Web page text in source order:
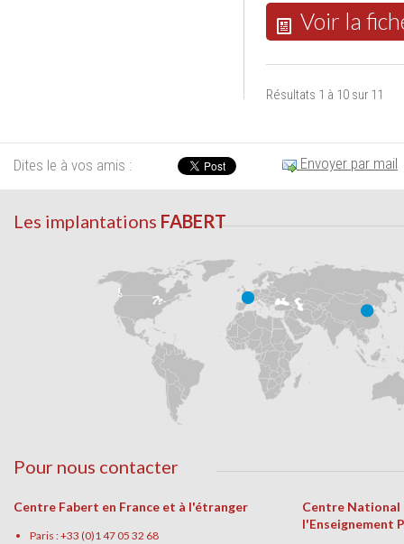
Voir la
Résultats 1 à 10 sur 11
Dites le à vos amis : Envoyer par mail
Les implantations FABERT
Pour nous contacter
Centre Fabert en France et à l'étranger
Paris : +33 (0)1 47 05 32 68
Centre National
l'Enseignement